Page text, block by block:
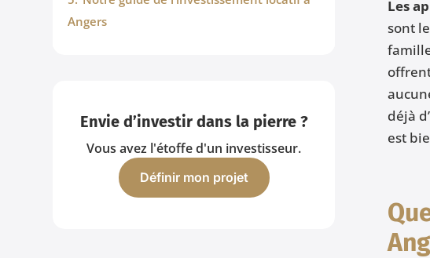
Angers
Envie d’investir dans la pierre ?
Vous avez l'étoffe d'un investisseur.
Définir mon projet
Les
sont
déjà
est